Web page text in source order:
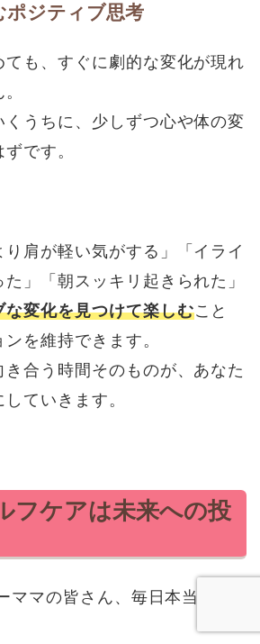
ポジティブ思考
ても、すぐに劇的な変化が現れ
くうちに、少しずつ心や体の変
です。
り肩が軽い気がする」「イライ
」「朝スッキリ起きられた」
な変化を見つけて楽しむこと
を維持できます。
き合う時間そのものが、あなた
ていきます。
フケアは未来への投
ママの皆さん、毎日本当にお